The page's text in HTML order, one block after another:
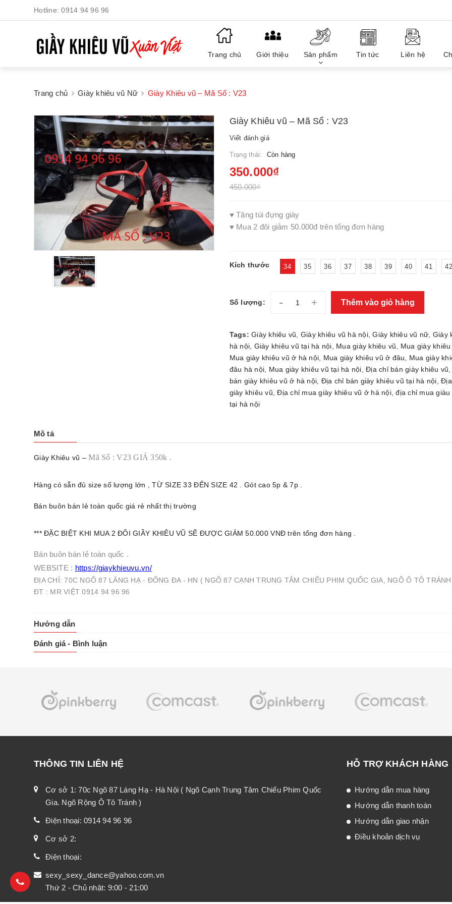
Hotline:0914 94 96 96
Trang chủ Giới thiệu Sản phẩm Tin tức Liên hệ
Trang chủ Giày khiêu vũ Nữ Giày Khiêu vũ – Mã Số : V23
Giày Khiêu vũ – Mã Số : V23
Viết đánh giá
Trạng thái: Còn hàng
350.000₫
450.000₫
♥ Tặng túi đựng giày
♥ Mua 2 đôi giảm 50.000đ trên tổng đơn hàng
Kích thước 34 35 36 37 38 39 40 41 42
Số lượng: - + Thêm vào giỏ hàng
Tags: Giày khiêu vũ Giày khiêu vũ hà nội,Giày khiêu vũ nữ Giày
hà nội Giày khiêu vũ tại hà nội Mua giày khiêu vũ
Mua giày
Mua giày khiêu vũ ở hà nội
Mua giày khiêu vũ ở đâu
Mua giày
đâu hà nội
Mua giày khiêu vũ tại hà nội Địa chỉ bán giày khiêu vũ
bán giày khiêu vũ ở hà nội Địa chỉ bán giày khiêu vũ tại hà nội
giày khiêu vũ ,Địa chỉ mua giày khiêu vũ ở hà nội,địa chỉ mua giàu
tại hà nội
Mô tả
Giày Khiêu vũ – Mã Số : V23 GIÁ 350k .
Hàng có sẵn đủ size số lượng lớn , TỪ SIZE 33 ĐẾN SIZE 42 . Gót cao 5p & 7p .
Bán buôn bán lẻ toàn quốc giá rẻ nhất thị trường
*** ĐẶC BIỆT KHI MUA 2 ĐÔI GIẦY KHIÊU VŨ SẼ ĐƯỢC GIẢM 50.000 VNĐ trên tổng đơn hàng .
Bán buôn bán lẻ toàn quốc .
WEBSITE : https://giaykhieuvu.vn/
ĐỊA CHỈ: 70C NGÕ 87 LÁNG HẠ - ĐỐNG ĐA - HN ( NGÕ 87 CẠNH TRUNG TÂM CHIẾU PHIM QUỐC GIA, NGÕ Ô TÔ
ĐT : MR VIỆT 0914 94 96 96
Hướng dẫn
Đánh giá - Bình luận
THÔNG TIN LIÊN HỆ
Cơ sở 1: 70c Ngõ 87 Láng Hạ - Hà Nội ( Ngõ Cạnh Trung Tâm Chiếu Phim Quốc
Gia. Ngõ Rộng Ô Tô Tránh )
Điện thoại: 0914 94 96 96
Cơ sở 2:
Điện thoại:
sexy_sexy_dance@yahoo.com.vn
Thứ 2 - Chủ nhật: 9:00 - 21:00
HỖ TRỢ KHÁCH HÀNG
Hướng dẫn mua hàng
Hướng dẫn thanh toán
Hướng dẫn giao nhận
Điều khoản dịch vụ